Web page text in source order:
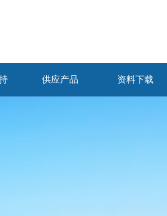
供应产品 资料下载